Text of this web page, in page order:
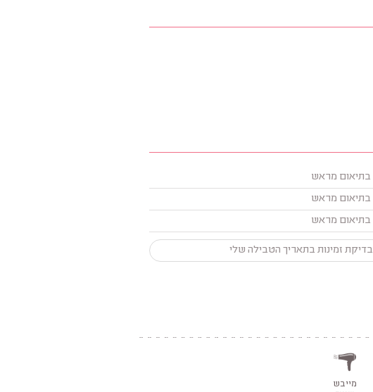
בתיאום מראש
בתיאום מראש
בתיאום מראש
בדיקת זמינות בתאריך הטבילה שלי
מייבש